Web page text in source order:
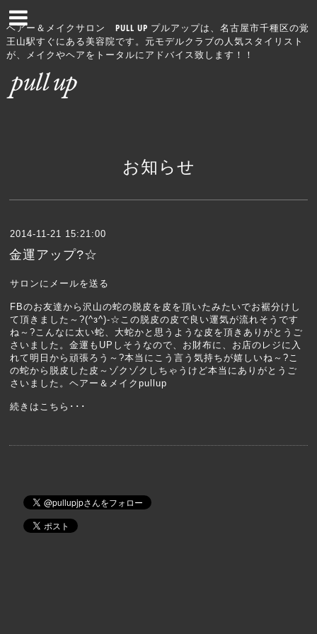
ヘアー＆メイクサロン PULL UP プルアップは、名古屋市千種区の覚
王山駅すぐにある美容院です。元モデルクラブの人気スタイリスト
が、メイクやヘアをトータルにアドバイス致します！！
お知らせ
2014-11-21 15:21:00
金運アップ?☆
サロンにメールを送る
FBのお友達から沢山の蛇の脱皮を皮を頂いたみたいでお裾分けし
て頂きました～?(^з^)-☆この脱皮の皮で良い運気が流れそうです
ね～?こんなに太い蛇、大蛇かと思うような皮を頂きありがとうご
さいました。金運もUPしそうなので、お財布に、お店のレジに入
れて明日から頑張ろう～?本当にこう言う気持ちが嬉しいね～?こ
の蛇から脱皮した皮～ゾクゾクしちゃうけど本当にありがとうご
さいました。ヘアー＆メイクpullup
続きはこちら･･･